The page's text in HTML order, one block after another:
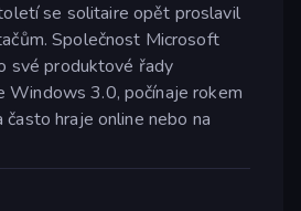
se solitaire opět proslavil
Společnost Microsoft
své produktové řady
Windows 3.0, počínaje rokem
hraje online nebo na